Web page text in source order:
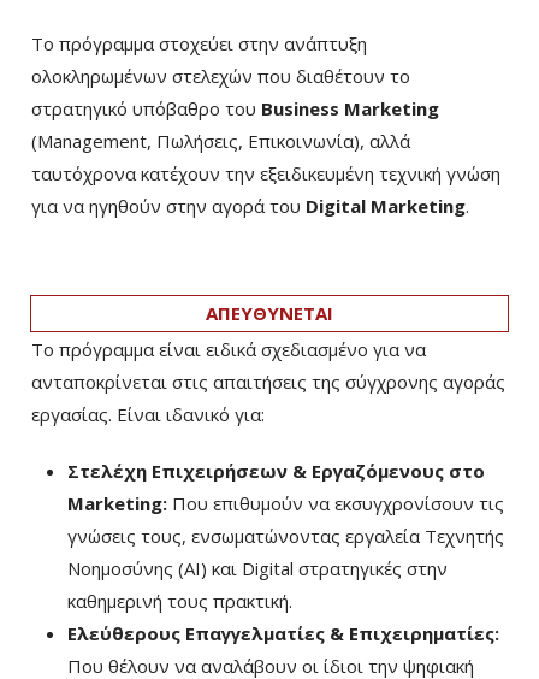
Το πρόγραμμα στοχεύει στην ανάπτυξη
ολοκληρωμένων στελεχών που διαθέτουν το
στρατηγικό υπόβαθρο του Business Marketing
(Management, Πωλήσεις, Επικοινωνία), αλλά
ταυτόχρονα κατέχουν την εξειδικευμένη τεχνική γνώση
για να ηγηθούν στην αγορά του Digital Marketing.
ΑΠΕΥΘΥΝΕΤΑΙ
Το πρόγραμμα είναι ειδικά σχεδιασμένο για να
ανταποκρίνεται στις απαιτήσεις της σύγχρονης αγοράς
εργασίας. Είναι ιδανικό για:
Στελέχη Επιχειρήσεων & Εργαζόμενους στο
Marketing: Που επιθυμούν να εκσυγχρονίσουν τις
γνώσεις τους, ενσωματώνοντας εργαλεία Τεχνητής
Νοημοσύνης (AI) και Digital στρατηγικές στην
καθημερινή τους πρακτική.
Ελεύθερους Επαγγελματίες & Επιχειρηματίες:
Που θέλουν να αναλάβουν οι ίδιοι την ψηφιακή